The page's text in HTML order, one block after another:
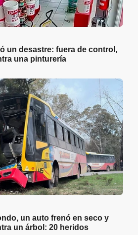
un desastre: fuera de control,
una pinturería
un auto frenó en seco y
un árbol: 20 heridos